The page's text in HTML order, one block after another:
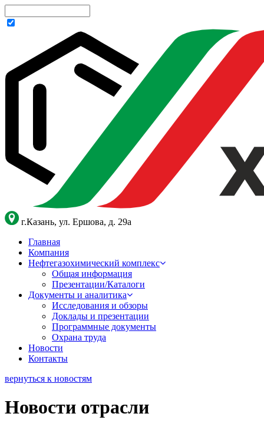
г.Казань, ул. Ершова, д. 29а
Главная
Компания
Нефтегазохимический комплекс
Общая информация
Презентации/Каталоги
Документы и аналитика
Исследования и обзоры
Доклады и презентации
Программные документы
Охрана труда
Новости
Контакты
вернуться к новостям
Новости отрасли